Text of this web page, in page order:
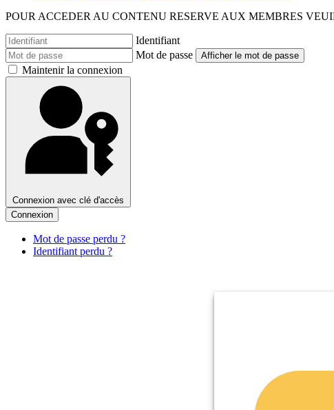
POUR ACCEDER AU CONTENU RESERVE AUX MEMBRES
Identifiant
Mot de passe
Afficher le mot de passe
Maintenir la connexion
Connexion avec clé d'accès
Connexion
Mot de passe perdu ?
Identifiant perdu ?